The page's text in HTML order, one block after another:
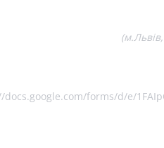
forms/d/e/